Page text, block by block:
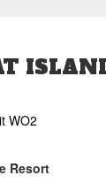
WO2
Resort